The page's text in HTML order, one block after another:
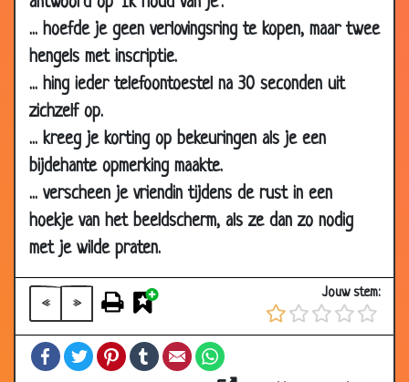
... hoefde je geen verlovingsring te kopen, maar twee
hengels met inscriptie.
... hing ieder telefoontoestel na 30 seconden uit
zichzelf op.
... kreeg je korting op bekeuringen als je een
bijdehante opmerking maakte.
... verscheen je vriendin tijdens de rust in een
hoekje van het beeldscherm, als ze dan zo nodig
met je wilde praten.
« »
Jouw stem:
FacebookTwitterPinterestTumblrEmail
30 Jan 2002
ugghhh mijn keel
3.29
29 Jan 2002
De een is beter dan de ander
29 Jan 2002
28 Jan 2002
Spreekwoorden tekenen
26 Jan 2002
Tante Truus
24 Jan 2002
Bidden voor het eten??
18 Jan 2002
Meisje bij de drogist.
3.63
11 Jan 2002
Antiek???
25 Dec 2001
Escargots
3.44
Poezenharen
3.86
01 Dec 2001
Op het huis wachten
28 Sep 2001
Make up